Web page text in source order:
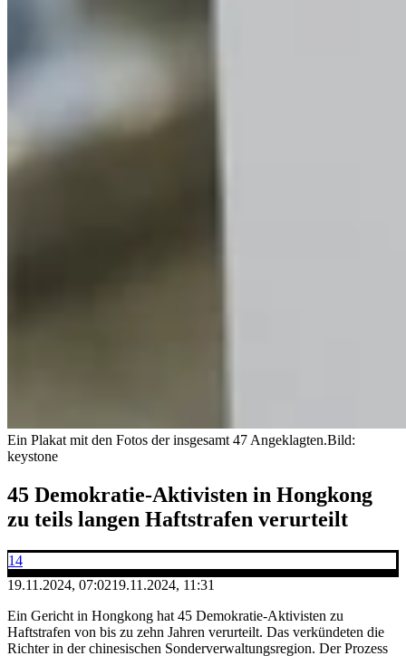
Ein Plakat mit den Fotos der insgesamt 47 Angeklagten.Bild:
keystone
45 Demokratie-Aktivisten in Hongkong
zu teils langen Haftstrafen verurteilt
14
19.11.2024, 07:0219.11.2024, 11:31
Ein Gericht in Hongkong hat 45 Demokratie-Aktivisten zu
Haftstrafen von bis zu zehn Jahren verurteilt. Das verkündeten die
Richter in der chinesischen Sonderverwaltungsregion. Der Prozess